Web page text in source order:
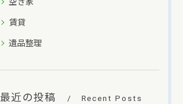
賃貸
遺品整理
最近の投稿 Recent Posts